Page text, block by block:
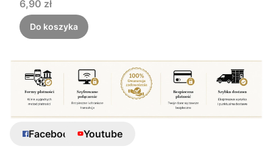
Cena
6,90 zł
Do koszyka
Facebook Youtube